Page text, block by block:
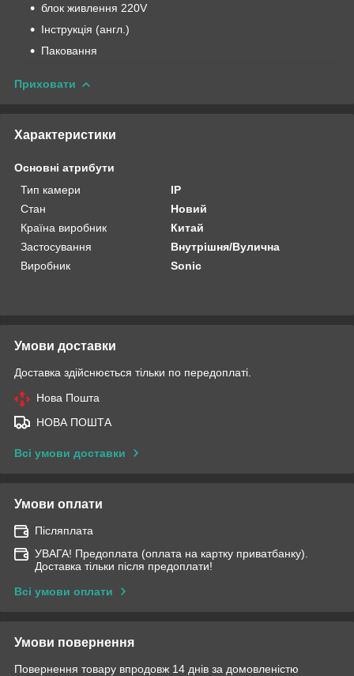
блок живлення 220V
Інструкція (англ.)
Паковання
Приховати
Характеристики
Основні атрибути
Тип камери
IP
Стан
Новий
Країна виробник
Китай
Застосування
Внутрішня/Вулична
Виробник
Sonic
Умови доставки
Доставка здійснюється тільки по передоплаті.
Нова Пошта
НОВА ПОШТА
Всі умови доставки
Умови оплати
Післяплата
УВАГА! Предоплата (оплата на картку приватбанку).
Доставка тільки після предоплати!
Всі умови оплати
Умови повернення
Повернення товару впродовж 14 днів за домовленістю